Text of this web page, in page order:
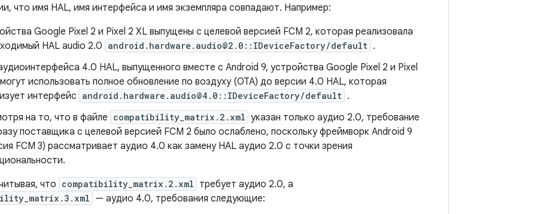
что имя HAL, имя интерфейса и имя экземпляра совпадают. Например:
Google Pixel 2 и Pixel 2 XL выпущены с целевой версией FCM 2, которая реализовала
HAL audio 2.0 android.hardware.audio@2.0::IDeviceFactory/default .
4.0 HAL, выпущенного вместе с Android 9, устройства Google Pixel 2 и Pixel
использовать полное обновление по воздуху (OTA) до версии 4.0 HAL, которая
интерфейс android.hardware.audio@4.0::IDeviceFactory/default .
на то, что в файле compatibility_matrix.2.xml указан только аудио 2.0, требование
поставщика с целевой версией FCM 2 было ослаблено, поскольку фреймворк Android 9
FCM 3) рассматривает аудио 4.0 как замену HAL аудио 2.0 с точки зрения
что compatibility_matrix.2.xml требует аудио 2.0, а
— аудио 4.0, требования следующие: